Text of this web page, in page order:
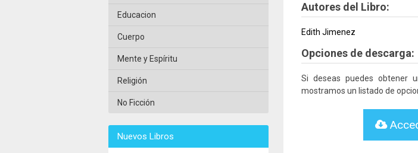
Autores del Libro:
Edith Jimenez
Opciones de descarga:
Si deseas puedes obtener
mostramos un listado de
Educacion
Cuerpo
Mente y Espíritu
Religión
No Ficción
Nuevos Libros